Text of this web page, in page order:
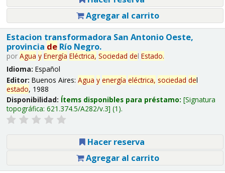
Agregar al carrito
Estacion transformadora San Antonio Oeste,
provincia deRío Negro.
por Agua y Energía Eléctrica, Sociedad del Estado.
Idioma: Español
Editor: Buenos Aires: Agua y energía eléctrica, sociedad del
estado, 1988
Disponibilidad: Ítems disponibles para préstamo: Signatura
topográfica: 621.374.5/A282/v.3 (1).
Hacer reserva
Agregar al carrito